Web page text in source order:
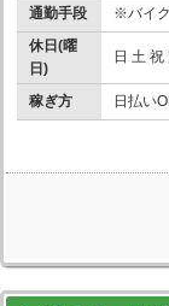
通勤手段
※バイ
休日(曜
日)
日 土 祝
稼ぎ方 日払い